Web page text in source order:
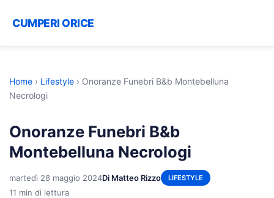
CUMPERI ORICE
Home › Lifestyle › Onoranze Funebri B&b Montebelluna
Necrologi
Onoranze Funebri B&b
Montebelluna Necrologi
martedì 28 maggio 2024Di Matteo Rizzo LIFESTYLE
11 min di lettura